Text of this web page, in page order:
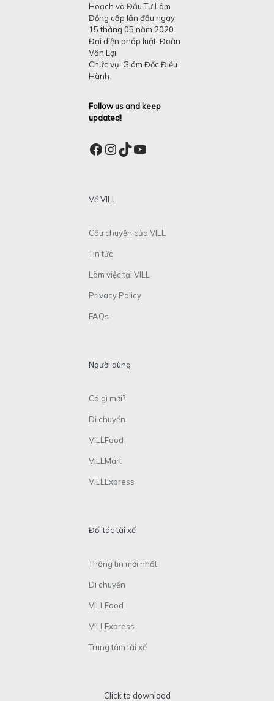
Hoạch và Đầu Tư Lâm
Đồng cấp lần đầu ngày
15 tháng 05 năm 2020
Đại diện pháp luật: Đoàn
Văn Lợi
Chức vụ: Giám Đốc Điều
Hành
Follow us and keep
updated!
Facebook
Instagram
TikTok
YouTube
Về VILL
Câu chuyện của VILL
Tin tức
Làm việc tại VILL
Privacy Policy
FAQs
Người dùng
Có gì mới?
Di chuyển
VILLFood
VILLMart
VILLExpress
Đối tác tài xế
Thông tin mới nhất
Di chuyển
VILLFood
VILLExpress
Trung tâm tài xế
Click to download